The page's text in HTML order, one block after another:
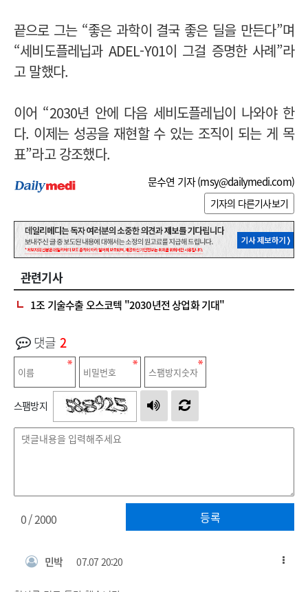
끝으로 그는 “좋은 과학이 결국 좋은 딜을 만든다”며
“세비도플레닙과 ADEL-Y01이 그걸 증명한 사례”라
고 말했다.
이어 “2030년 안에 다음 세비도플레닙이 나와야 한
다. 이제는 성공을 재현할 수 있는 조직이 되는 게 목
표”라고 강조했다.
문수연 기자 (msy@dailymedi.com)
기자의 다른기사보기
관련기사
1조 기술수출 오스코텍 "2030년전 상업화 기대"
댓글 2
스팸방지
등록
0/ 2000
민박 07.07 20:20